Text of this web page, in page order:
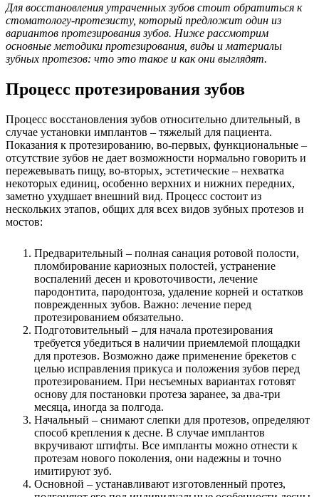
Для восстановления утраченных зубов стоит обратиться к
стоматологу-протезисту, который предложит один из
вариантов протезирования зубов. Ниже рассмотрим
основные методики протезирования, виды и материалы
зубных протезов: что это такое и как они выглядят.
Процесс протезирования зубов
Процесс восстановления зубов относительно длительный, в
случае установки имплантов – тяжелый для пациента.
Показания к протезированию, во-первых, функциональные –
отсутствие зубов не дает возможности нормально говорить и
пережевывать пищу, во-вторых, эстетические – нехватка
некоторых единиц, особенно верхних и нижних передних,
заметно ухудшает внешний вид. Процесс состоит из
нескольких этапов, общих для всех видов зубных протезов и
мостов:
Предварительный – полная санация ротовой полости,
пломбирование кариозных полостей, устранение
воспалений десен и кровоточивости, лечение
пародонтита, пародонтоза, удаление корней и остатков
поврежденных зубов. Важно: лечение перед
протезированием обязательно.
Подготовительный – для начала протезирования
требуется убедиться в наличии приемлемой площадки
для протезов. Возможно даже применение брекетов с
целью исправления прикуса и положения зубов перед
протезированием. При несъемных вариантах готовят
основу для постановки протеза заранее, за два-три
месяца, иногда за полгода.
Начальный – снимают слепки для протезов, определяют
способ крепления к десне. В случае имплантов
вкручивают штифты. Все импланты можно отнести к
протезам нового поколения, они надежны и точно
имитируют зуб.
Основной – устанавливают изготовленный протез,